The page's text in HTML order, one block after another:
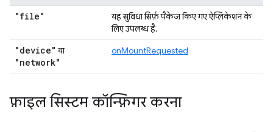
"file"
यह सुविधा सिर्फ़ पैकेज किए गए ऐप्लिकेशन के
लिए उपलब्ध है.
"device" या
"network"
onMountRequested
फ़ाइल सिस्टम कॉन्फ़िगर करना